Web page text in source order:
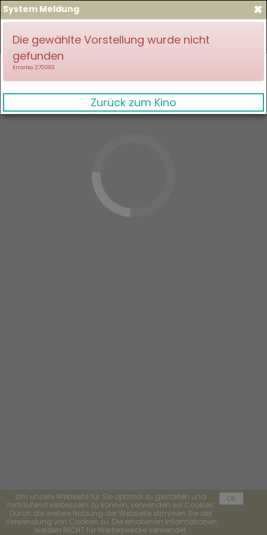
Um unsere Webseite für Sie optimal zu gestalten und
fortlaufend verbessern zu können, verwenden wir Cookies.
Durch die weitere Nutzung der Webseite stimmen Sie der
Verwendung von Cookies zu. Die erhobenen Informationen
werden NICHT für Werbezwecke verwendet.
OK
×
System Meldung
Die gewählte Vorstellung wurde nicht
gefunden
ErrorNo. 270083
Zurück zum Kino